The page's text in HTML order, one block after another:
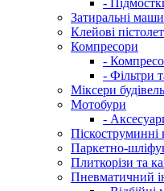
-
Затиральні
Клейові
Компресори
-
- Фільтри
Міксери
Мотобури
-
Піскоструминні
Паркетно-
Плиткорізи та
Пневматичний